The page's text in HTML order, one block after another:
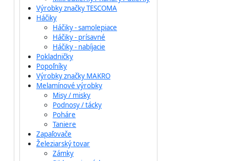
Výrobky značky TESCOMA
Háčiky
Háčiky - samolepiace
Háčiky - prísavné
Háčiky - nabíjacie
Pokladničky
Popoľníky
Výrobky značky MAKRO
Melamínové výrobky
Misy / misky
Podnosy / tácky
Poháre
Taniere
Zapaľovače
Železiarský tovar
Zámky